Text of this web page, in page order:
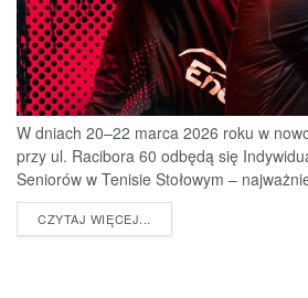
W dniach 20–22 marca 2026 roku w
przy ul. Racibora 60 odbędą się
Seniorów w Tenisie Stołowym –
CZYTAJ WIĘCEJ...